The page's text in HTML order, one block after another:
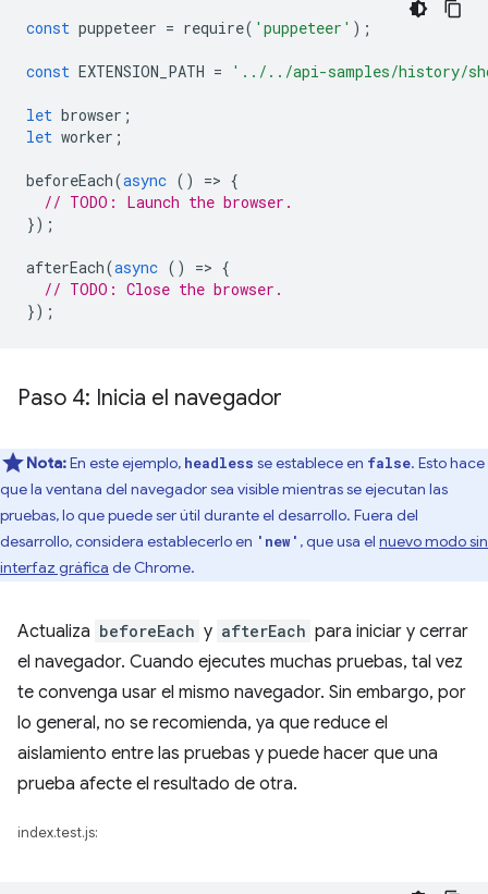
const puppeteer = require( 'puppeteer' );
const EXTENSION_PATH = '../../api-samples/history/
let browser ;
let worker ;
beforeEach(async () => {
// TODO: Launch the browser.
});
afterEach(async () => {
// TODO: Close the browser.
});
Paso 4: Inicia el navegador
Nota:En este ejemplo, headless se establece en false. Esto hace
que la ventana del navegador sea visible mientras se ejecutan las
pruebas, lo que puede ser útil durante el desarrollo. Fuera del
desarrollo, considera establecerlo en 'new' , que usa el nuevo modo sin
interfaz gráfica de Chrome.
Actualiza beforeEach y afterEach para iniciar y cerrar
el navegador. Cuando ejecutes muchas pruebas, tal vez
te convenga usar el mismo navegador. Sin embargo, por
lo general, no se recomienda, ya que reduce el
aislamiento entre las pruebas y puede hacer que una
prueba afecte el resultado de otra.
index.test.js: